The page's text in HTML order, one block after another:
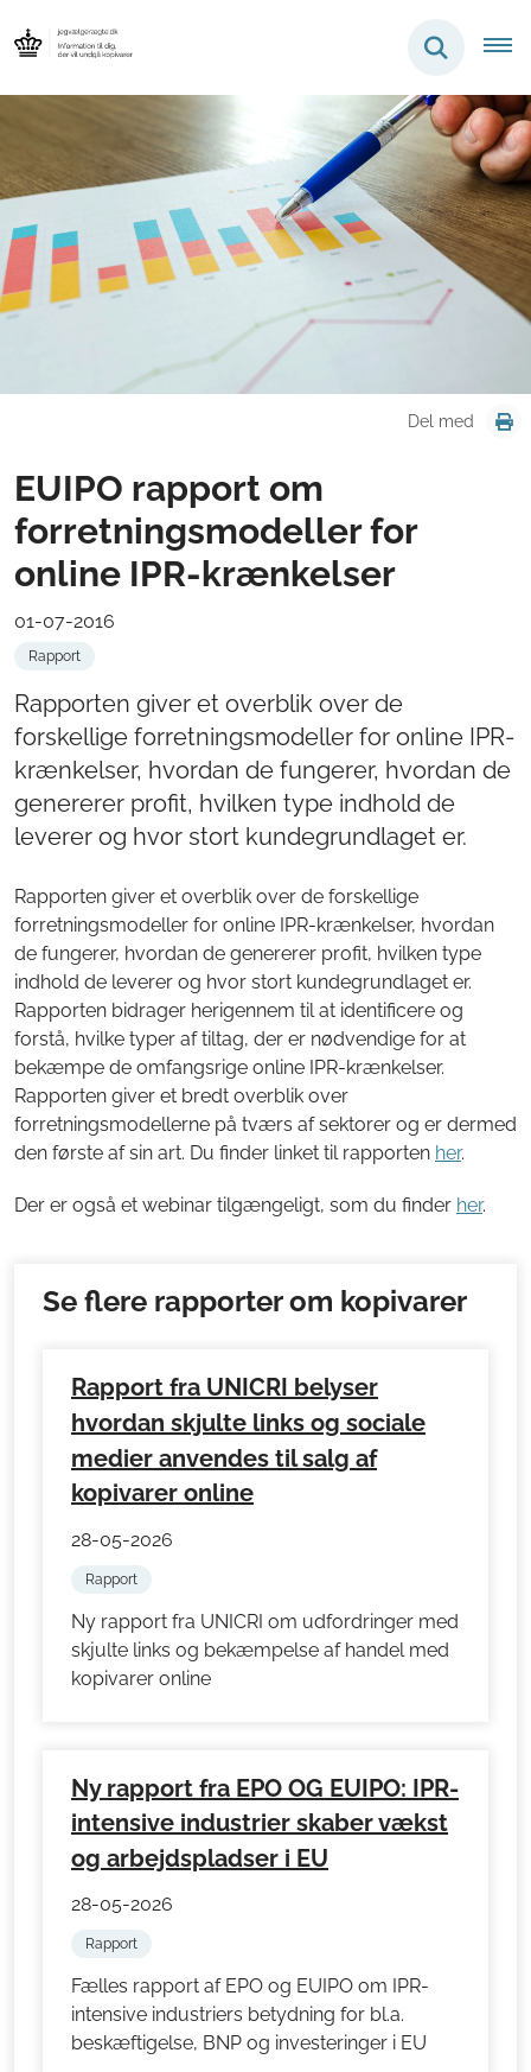
Del med
EUIPO rapport om
forretningsmodeller for
online IPR-krænkelser
01-07-2016
Rapport
Rapporten giver et overblik over de
forskellige forretningsmodeller for online IPR-
krænkelser, hvordan de fungerer, hvordan de
genererer profit, hvilken type indhold de
leverer og hvor stort kundegrundlaget er.
Rapporten giver et overblik over de forskellige
forretningsmodeller for online IPR-krænkelser, hvordan
de fungerer, hvordan de genererer profit, hvilken type
indhold de leverer og hvor stort kundegrundlaget er.
Rapporten bidrager herigennem til at identificere og
forstå, hvilke typer af tiltag, der er nødvendige for at
bekæmpe de omfangsrige online IPR-krænkelser.
Rapporten giver et bredt overblik over
forretningsmodellerne på tværs af sektorer og er dermed
den første af sin art. Du finder linket til rapporten her.
Der er også et webinar tilgængeligt, som du finder her.
Se flere rapporter om kopivarer
Rapport fra UNICRI belyser
hvordan skjulte links og sociale
medier anvendes til salg af
kopivarer online
28-05-2026
Rapport
Ny rapport fra UNICRI om udfordringer med
skjulte links og bekæmpelse af handel med
kopivarer online
Ny rapport fra EPO OG EUIPO: IPR-
intensive industrier skaber vækst
og arbejdspladser i EU
28-05-2026
Rapport
Fælles rapport af EPO og EUIPO om IPR-
intensive industriers betydning for bl.a.
beskæftigelse, BNP og investeringer i EU